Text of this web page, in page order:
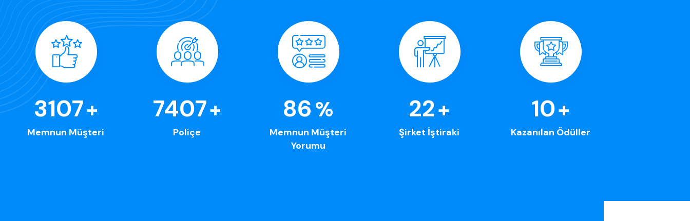
3592 +
Memnun Müşteri
8563+
Poliçe
100%
Memnun Müşteri
Yorumu
25+
Şirket İştiraki
12+
Kazanılan Ödüller